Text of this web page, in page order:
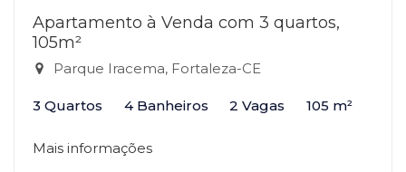
Apartamento à Venda com 3 quartos,
105m²
Parque Iracema, Fortaleza-CE
3 Quartos 4 Banheiros 2 Vagas 105 m²
Mais informações